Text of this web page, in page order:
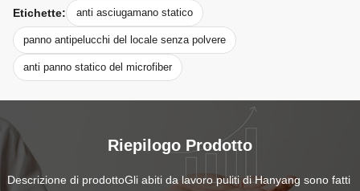
Etichette: anti asciugamano statico
panno antipelucchi del locale senza polvere
anti panno statico del microfiber
Riepilogo Prodotto
Descrizione di prodottoGli abiti da lavoro puliti di Hanyang sono fatti